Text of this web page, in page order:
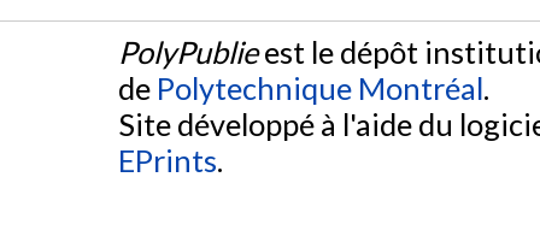
PolyPublieest le dépôt
de Polytechnique Montréal.
Site développé à l'aide du
EPrints.